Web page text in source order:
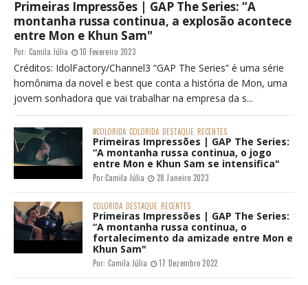
Primeiras Impressões | GAP The Series: “A
montanha russa continua, a explosão acontece
entre Mon e Khun Sam"
Por: Camila Júlia 10 Fevereiro 2023
Créditos: IdolFactory/Channel3 “GAP The Series” é uma série
homônima da novel e best que conta a história de Mon, uma
jovem sonhadora que vai trabalhar na empresa da s...
#COLORIDA COLORIDA DESTAQUE RECENTES
Primeiras Impressões | GAP The Series:
“A montanha russa continua, o jogo
entre Mon e Khun Sam se intensifica"
Por:Camila Júlia 28 Janeiro 2023
COLORIDA DESTAQUE RECENTES
Primeiras Impressões | GAP The Series:
“A montanha russa continua, o
fortalecimento da amizade entre Mon e
Khun Sam"
Por: Camila Júlia 17 Dezembro 2022